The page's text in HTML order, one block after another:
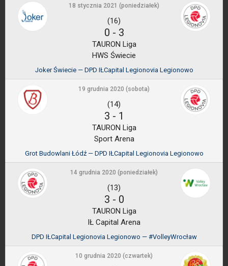
18 stycznia 2021 (poniedziałek)
(16)
0 - 3
TAURON Liga
HWS Świecie
Joker Świecie — DPD IŁCapital Legionovia Legionowo
19 grudnia 2020 (sobota)
(14)
3 - 1
TAURON Liga
Sport Arena
Grot Budowlani Łódź — DPD IŁCapital Legionovia Legionowo
14 grudnia 2020 (poniedziałek)
(13)
3 - 0
TAURON Liga
IŁ Capital Arena
DPD IŁCapital Legionovia Legionowo — #VolleyWrocław
10 grudnia 2020 (czwartek)